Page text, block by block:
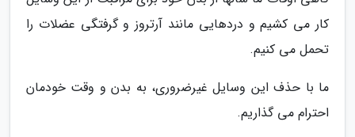
کار می کشیم و دردهایی مانند آرتروز و گرفتگی عضلات را
تحمل می کنیم.
ما با حذف این وسایل غیرضروری، به بدن و وقت خودمان
احترام می گذاریم.